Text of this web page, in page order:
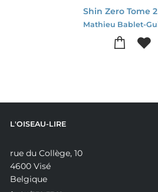
Shin Zero Tome 2
L'OISEAU-LIRE
rue du Collège, 10
4600 Visé
Belgique